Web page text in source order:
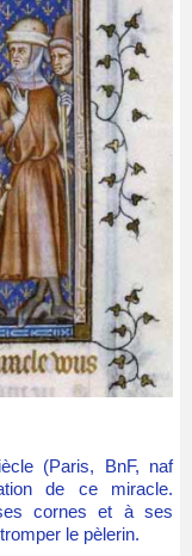
(Paris, BnF, naf
de ce miracle.
cornes et à ses
le pèlerin.